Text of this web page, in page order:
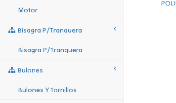
Motor
Bisagra P/tranquera
Bisagra P/tranquera
Bulones
Bulones Y Tornillos